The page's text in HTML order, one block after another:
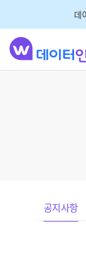
공지사항